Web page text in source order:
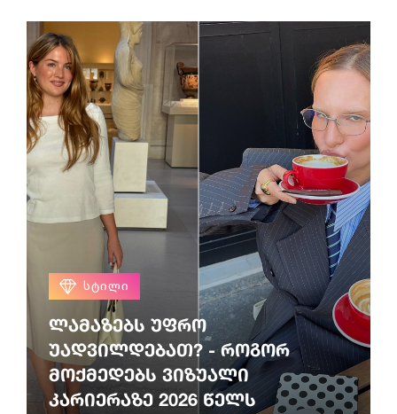
ᲡᲢᲘᲚᲘ
ლამაზებს უფრო
უადვილდებათ? - როგორ
მოქმედებს ვიზუალი
კარიერაზე 2026 წელს